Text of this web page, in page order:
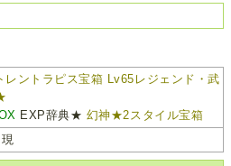
レントラピス宝箱 Lv65レジェンド・武
EXP辞典★ 幻神★2スタイル宝箱